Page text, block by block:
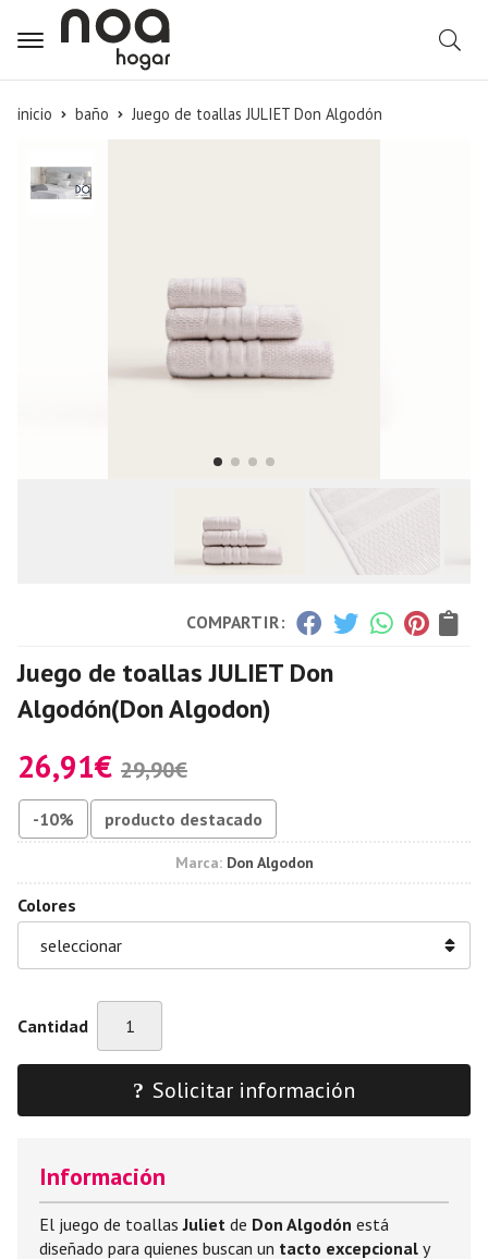
inicio baño Juego de toallas JULIET Don Algodón
COMPARTIR:
Juego de toallas JULIET Don
Algodón(Don Algodon)
26,91€ 29,90€
-10% producto destacado
Marca: Don Algodon
Colores
Cantidad
Solicitar información
Información
El juego de toallasJuliet de Don Algodón está
diseñado para quienes buscan un tacto excepcional y